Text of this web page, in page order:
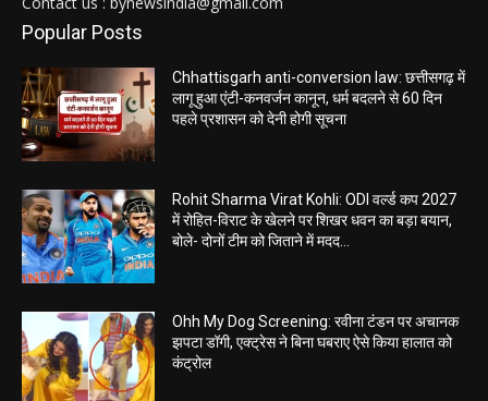
Popular Posts
Chhattisgarh anti-conversion law: छत्तीसगढ़ में
लागू हुआ एंटी-कनवर्जन कानून, धर्म बदलने से 60 दिन
पहले प्रशासन को देनी होगी सूचना
Rohit Sharma Virat Kohli: ODI वर्ल्ड कप 2027
में रोहित-विराट के खेलने पर शिखर धवन का बड़ा बयान,
बोले- दोनों टीम को जिताने में मदद...
Ohh My Dog Screening: रवीना टंडन पर अचानक
झपटा डॉगी, एक्ट्रेस ने बिना घबराए ऐसे किया हालात को
कंट्रोल